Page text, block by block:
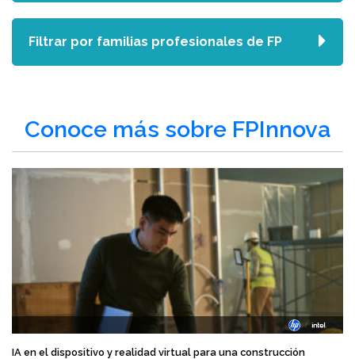
Conoce más sobre FPInnova
IA en el dispositivo y realidad virtual para una construcción
Filtrar por familias profesionales de FP